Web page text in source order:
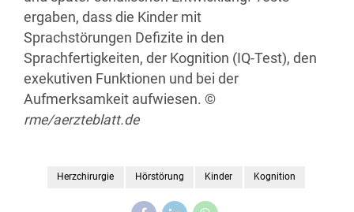
ergaben, dass die Kinder mit
Sprachstörungen Defizite in den
Sprachfertigkeiten, der Kognition (IQ-Test), den
exekutiven Funktionen und bei der
Aufmerksamkeit aufwiesen. ©
rme/aerzteblatt.de
Herzchirurgie Hörstörung Kinder Kognition